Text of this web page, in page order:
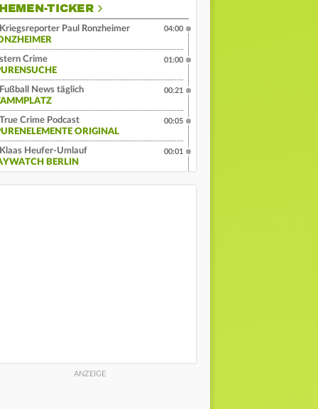
TICKER
Kriegsreporter Paul Ronzheimer
04:00
stern Crime
01:00
Fußball News täglich
00:21
True Crime Podcast
ORIGINAL
00:05
Klaas Heufer-Umlauf
BERLIN
00:01